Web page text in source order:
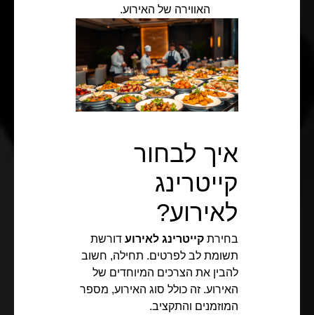
האווירה של האירוע.
איך לבחור
קייטרינג
לאירוע?
בחירת קייטרינג לאירוע דורשת
תשומת לב לפרטים. תחילה, חשוב
להבין את הצרכים המיוחדים של
האירוע. זה כולל סוג האירוע, מספר
המוזמנים והתקציב.